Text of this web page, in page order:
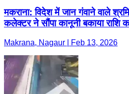
मकराना: विदेश में जान गंवाने वाले
कलेक्टर ने सौंपा कानूनी बकाया राशि
Makrana, Nagaur | Feb 13, 2026